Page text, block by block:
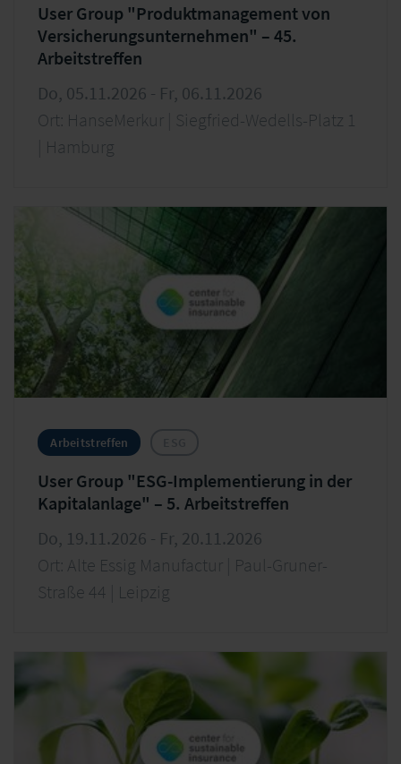
User Group "Produktmanagement von
Versicherungsunternehmen" – 45.
Arbeitstreffen
Do, 05.11.2026 - Fr, 06.11.2026
Ort: HanseMerkur | Siegfried-Wedells-Platz 1
| Hamburg
Arbeitstreffen
User Group "ESG-Implementierung in der
Kapitalanlage" – 5. Arbeitstreffen
Do, 19.11.2026 - Fr, 20.11.2026
Ort: Alte Essig Manufactur | Paul-Gruner-
Straße 44 | Leipzig